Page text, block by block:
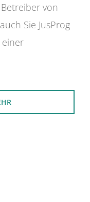
von
Sie JusProg